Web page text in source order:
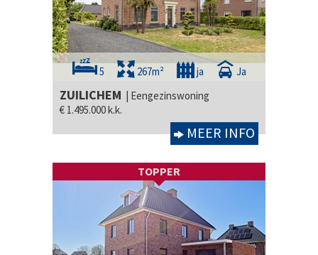
5 267m² ja Ja
ZUILICHEM | Eengezinswoning
€ 1.495.000 k.k.
MEER INFO
TOPPER